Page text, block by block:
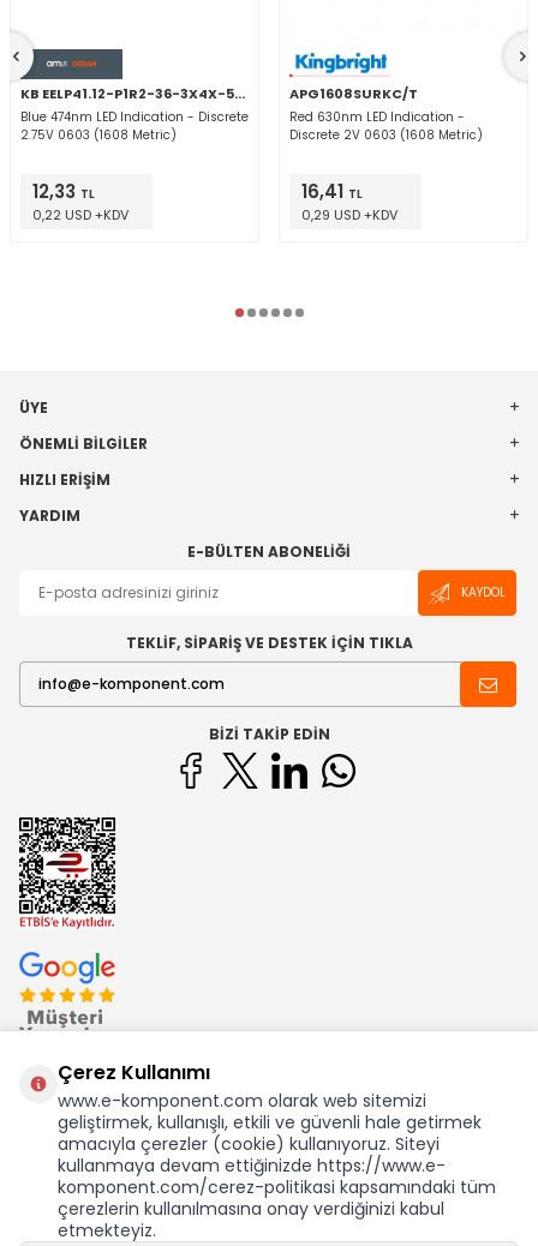
KB EELP41.12-P1R2-36-3X4X-5-R18
Blue 474nm LED Indication - Discrete
2.75V 0603 (1608 Metric)
12,33 TL
0,22 USD +KDV
APG1608SURKC/T
Red 630nm LED Indication -
Discrete 2V 0603 (1608 Metric)
16,41 TL
0,29 USD +KDV
ÜYE
ÖNEMLI BILGILER
HIZLI ERIŞIM
YARDIM
E-BÜLTEN ABONELIĞI
KAYDOL
TEKLİF, SİPARİŞ VE DESTEK İÇİN TIKLA
BIZI TAKIP EDIN
Ekom Elk. Elektronik San. ve Tic. A.Ş.'nin Tescilli Bir Markasıdır
Çerez Kullanımı
www.e-komponent.com olarak web sitemizi
geliştirmek, kullanışlı, etkili ve güvenli hale getirmek
amacıyla çerezler (cookie) kullanıyoruz. Siteyi
kullanmaya devam ettiğinizde https://www.e-
komponent.com/cerez-politikasi kapsamındaki tüm
çerezlerin kullanılmasına onay verdiğinizi kabul
etmekteyiz.